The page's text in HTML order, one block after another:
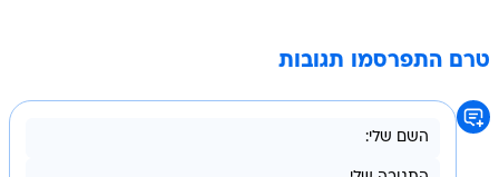
טרם התפרסמו תגובות